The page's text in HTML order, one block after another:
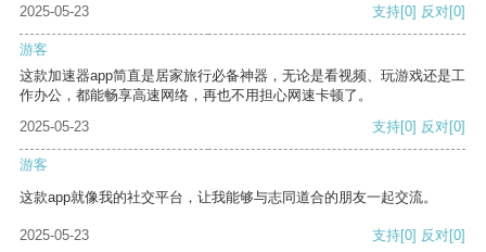
2025-05-23
支持[0] 反对[0]
游客
这款加速器app简直是居家旅行必备神器，无论是看视频、玩游戏还是工
作办公，都能畅享高速网络，再也不用担心网速卡顿了。
2025-05-23
支持[0] 反对[0]
游客
这款app就像我的社交平台，让我能够与志同道合的朋友一起交流。
2025-05-23 支持[0] 反对[0]